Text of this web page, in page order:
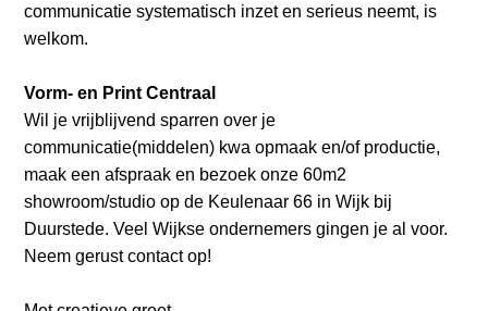
communicatie systematisch inzet en serieus neemt, is
welkom.
Vorm- en Print Centraal
Wil je vrijblijvend sparren over je
communicatie(middelen) kwa opmaak en/of productie,
maak een afspraak en bezoek onze 60m2
showroom/studio op de Keulenaar 66 in Wijk bij
Duurstede. Veel Wijkse ondernemers gingen je al voor.
Neem gerust contact op!